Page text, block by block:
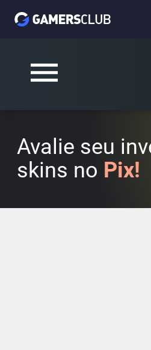
Avalie seu
skins no Pix!